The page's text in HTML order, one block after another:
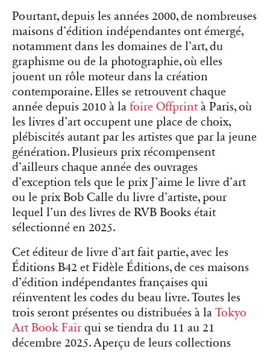
Pourtant, depuis les années 2000, de nombreuses
maisons d’édition indépendantes ont émergé,
notamment dans les domaines de l’art, du
graphisme ou de la photographie, où elles
jouent un rôle moteur dans la création
contemporaine. Elles se retrouvent chaque
année depuis 2010 à la foire Offprintà Paris, où
les livres d’art occupent une place de choix,
plébiscités autant par les artistes que par la jeune
génération. Plusieurs prix récompensent
d’ailleurs chaque année des ouvrages
d’exception tels que le prix J’aime le livre d’art
ou le prix Bob Calle du livre d’artiste, pour
lequel l’un des livres de RVB Books était
sélectionné en 2025.
Cet éditeur de livre d’art fait partie, avec les
Éditions B42 et Fidèle Éditions, de ces maisons
d’édition indépendantes françaises qui
réinventent les codes du beau livre. Toutes les
trois seront présentes ou distribuées à la Tokyo
Art Book Fairqui se tiendra du 11 au 21
décembre 2025. Aperçu de leurs collections